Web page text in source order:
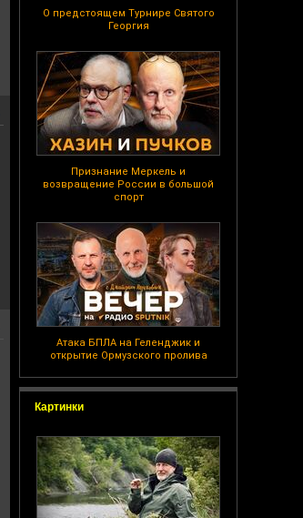
О предстоящем Турнире Святого
Георгия
Признание Меркель и
возвращение России в большой
спорт
Атака БПЛА на Геленджик и
открытие Ормузского пролива
Картинки